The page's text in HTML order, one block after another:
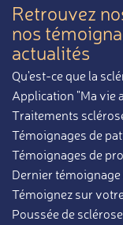
Retrouvez
nos
actualités
Qu'est-ce que la
Application "Ma vie
Traitements
Témoignages de
Témoignages de
Dernier
Témoignez sur
Poussée de